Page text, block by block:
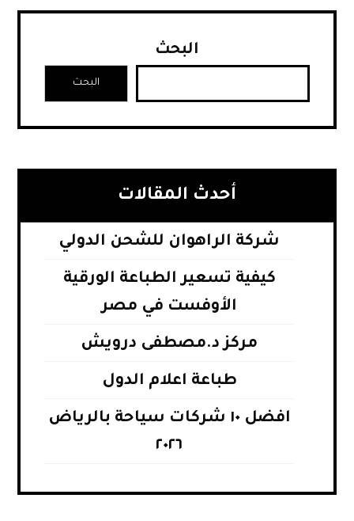
البحث
البحث
أحدث المقالات
شركة الراهوان للشحن الدولي
كيفية تسعير الطباعة الورقية
الأوفست في مصر
مركز د.مصطفى درويش
طباعة اعلام الدول
افضل ١٠ شركات سياحة بالرياض
٢٠٢٦